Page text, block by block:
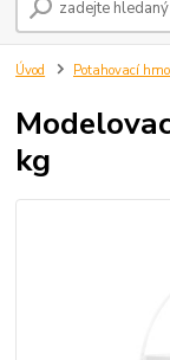
Úvod Potahovací
kg